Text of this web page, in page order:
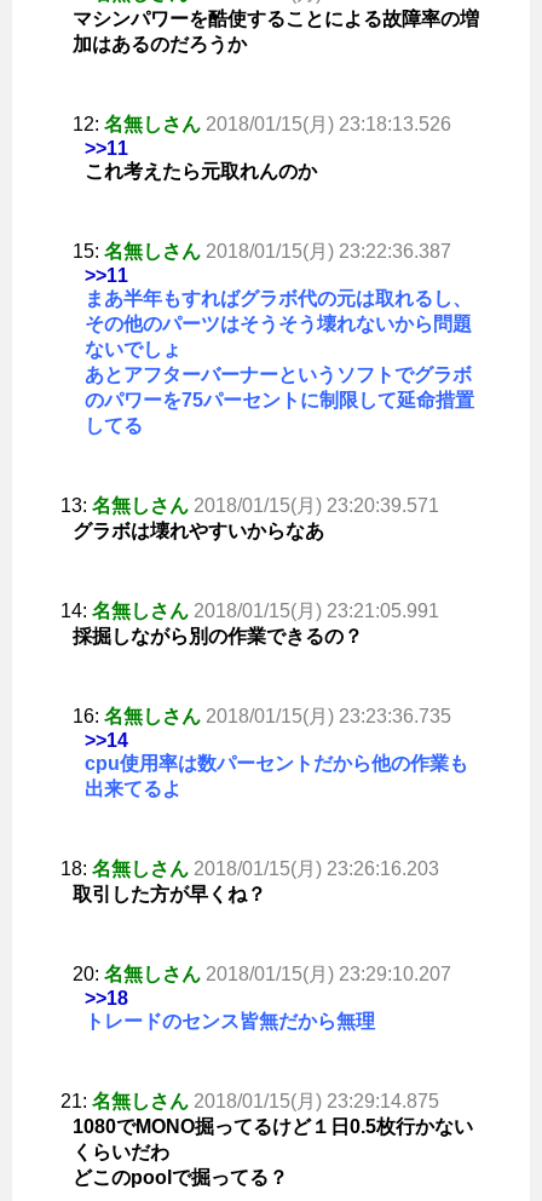
マシンパワーを酷使することによる故障率の増
加はあるのだろうか
12: 名無しさん 2018/01/15(月) 23:18:13.526
>>11
これ考えたら元取れんのか
15: 名無しさん 2018/01/15(月) 23:22:36.387
>>11
まあ半年もすればグラボ代の元は取れるし、
その他のパーツはそうそう壊れないから問題
ないでしょ
あとアフターバーナーというソフトでグラボ
のパワーを75パーセントに制限して延命措置
してる
13: 名無しさん 2018/01/15(月) 23:20:39.571
グラボは壊れやすいからなあ
14: 名無しさん 2018/01/15(月) 23:21:05.991
採掘しながら別の作業できるの？
16: 名無しさん 2018/01/15(月) 23:23:36.735
>>14
cpu使用率は数パーセントだから他の作業も
出来てるよ
18: 名無しさん 2018/01/15(月) 23:26:16.203
取引した方が早くね？
20: 名無しさん 2018/01/15(月) 23:29:10.207
>>18
トレードのセンス皆無だから無理
21: 名無しさん 2018/01/15(月) 23:29:14.875
1080でMONO掘ってるけど１日0.5枚行かない
くらいだわ
どこのpoolで掘ってる？